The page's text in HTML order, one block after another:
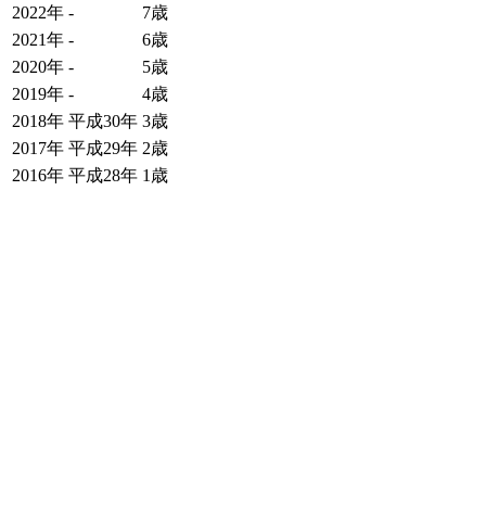
2022年 -
7歳
2021年 -
6歳
2020年 -
5歳
2019年 -
4歳
2018年 平成30年 3歳
2017年 平成29年 2歳
2016年 平成28年 1歳